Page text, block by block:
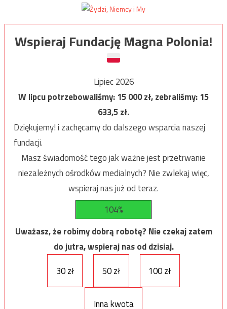
Wspieraj Fundację Magna Polonia!
Lipiec 2026
W lipcu potrzebowaliśmy:15 000zł, zebraliśmy:15
633,5zł.
Dziękujemy! i zachęcamy do dalszego wsparcia naszej
fundacji.
Masz świadomość tego jak ważne jest przetrwanie
niezależnych ośrodków medialnych? Nie zwlekaj więc,
wspieraj nas już od teraz.
104%
Uważasz, że robimy dobrą robotę? Nie czekaj zatem
do jutra, wspieraj nas od dzisiaj.
30 zł
50 zł 100 zł
Inna kwota